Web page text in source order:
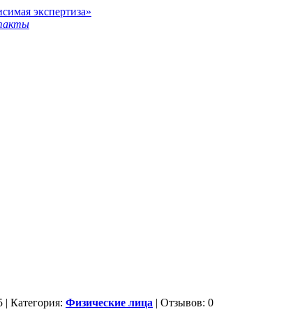
| Категория: Физические лица | Отзывов: 0